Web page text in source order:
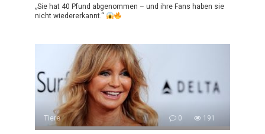
„Sie hat 40 Pfund abgenommen – und ihre Fans haben sie
nicht wiedererkannt.“
Tiere 0 191